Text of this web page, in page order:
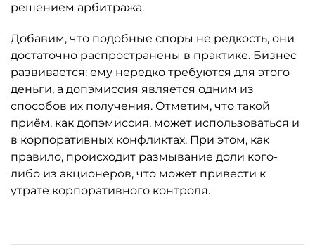
решением арбитража.
Добавим, что подобные споры не редкость, они
достаточно распространены в практике. Бизнес
развивается: ему нередко требуются для этого
деньги, а допэмиссия является одним из
способов их получения. Отметим, что такой
приём, как допэмиссия. может использоваться и
в корпоративных конфликтах. При этом, как
правило, происходит размывание доли кого-
либо из акционеров, что может привести к
утрате корпоративного контроля.